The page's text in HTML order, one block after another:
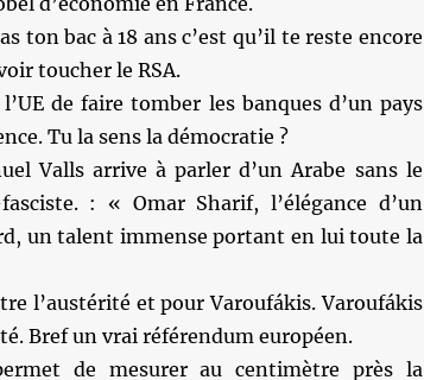
ton bac à 18 ans c’est qu’il te reste encore
toucher le RSA.
de faire tomber les banques d’un pays
Tu la sens la démocratie ?
Valls arrive à parler d’un Arabe sans le
: « Omar Sharif, l’élégance d’un
un talent immense portant en lui toute la
l’austérité et pour Varoufákis. Varoufákis
Bref un vrai référendum européen.
de mesurer au centimètre près la